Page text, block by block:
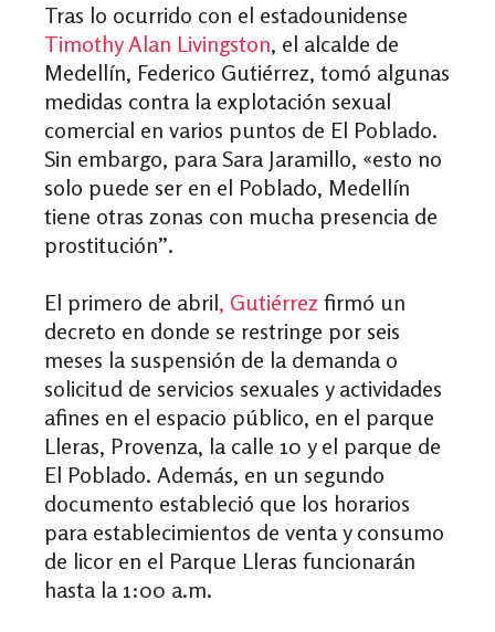
Tras lo ocurrido con el estadounidense
Timothy Alan Livingston, el alcalde de
Medellín, Federico Gutiérrez, tomó algunas
medidas contra la explotación sexual
comercial en varios puntos de El Poblado.
Sin embargo, para Sara Jaramillo, «esto no
solo puede ser en el Poblado, Medellín
tiene otras zonas con mucha presencia de
prostitución”.
El primero de abril, Gutiérrez firmó un
decreto en donde se restringe por seis
meses la suspensión de la demanda o
solicitud de servicios sexuales y actividades
afines en el espacio público, en el parque
Lleras, Provenza, la calle 10 y el parque de
El Poblado. Además, en un segundo
documento estableció que los horarios
para establecimientos de venta y consumo
de licor en el Parque Lleras funcionarán
hasta la 1:00 a.m.